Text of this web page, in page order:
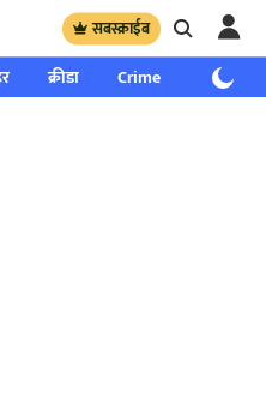
सबस्क्राईब
क्रीडा Crime साप्ताहिक